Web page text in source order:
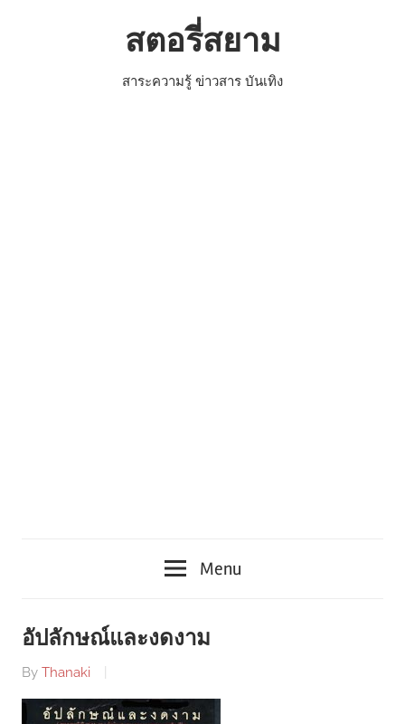
สตอรี่สยาม
สาระความรู้ ข่าวสาร บันเทิง
Menu
อัปลักษณ์และงดงาม
By Thanaki